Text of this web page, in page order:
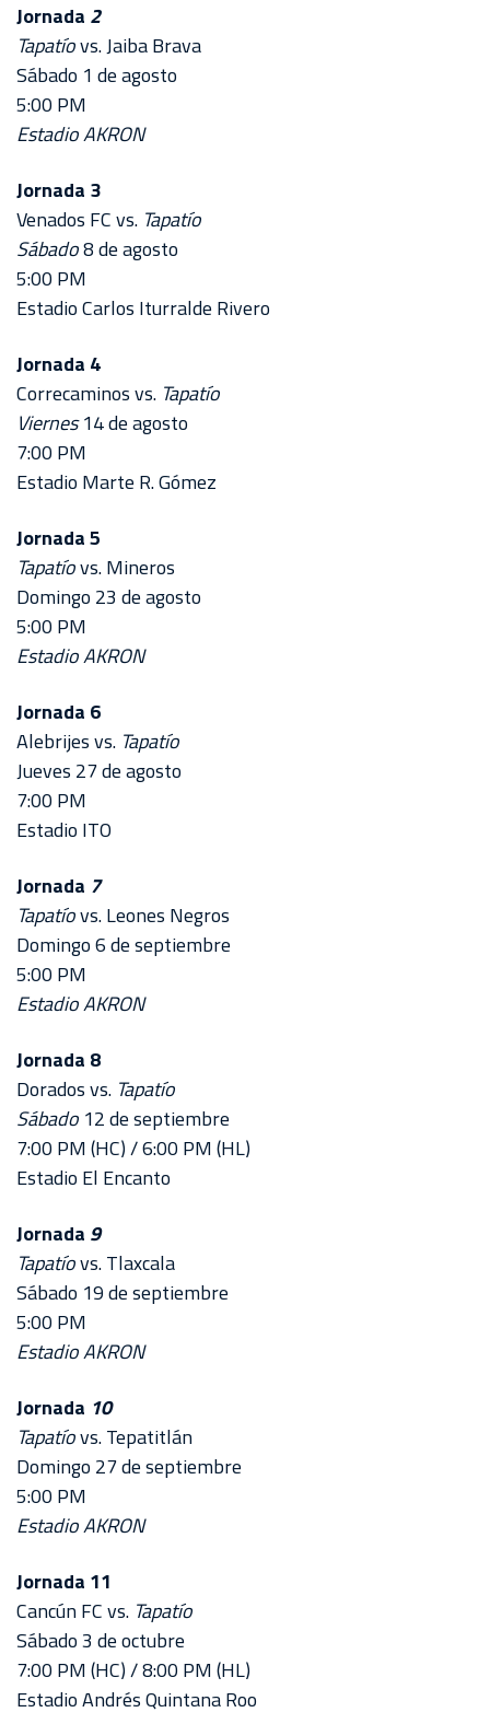
Jornada 2
Tapatíovs. Jaiba Brava
Sábado 1 de agosto
5:00 PM
Estadio AKRON
Jornada 3
Venados FC vs. Tapatío
Sábado8 de agosto
5:00 PM
Estadio Carlos Iturralde Rivero
Jornada 4
Correcaminos vs. Tapatío
Viernes14 de agosto
7:00 PM
Estadio Marte R. Gómez
Jornada 5
Tapatíovs. Mineros
Domingo 23 de agosto
5:00 PM
Estadio AKRON
Jornada 6
Alebrijes vs. Tapatío
Jueves 27 de agosto
7:00 PM
Estadio ITO
Jornada 7
Tapatíovs. Leones Negros
Domingo 6 de septiembre
5:00 PM
Estadio AKRON
Jornada 8
Dorados vs. Tapatío
Sábado 12 de septiembre
7:00 PM (HC) / 6:00 PM (HL)
Estadio El Encanto
Jornada 9
Tapatíovs. Tlaxcala
Sábado 19 de septiembre
5:00 PM
Estadio AKRON
Jornada 10
Tapatíovs. Tepatitlán
Domingo 27 de septiembre
5:00 PM
Estadio AKRON
Jornada 11
Cancún FC vs. Tapatío
Sábado 3 de octubre
7:00 PM (HC) / 8:00 PM (HL)
Estadio Andrés Quintana Roo